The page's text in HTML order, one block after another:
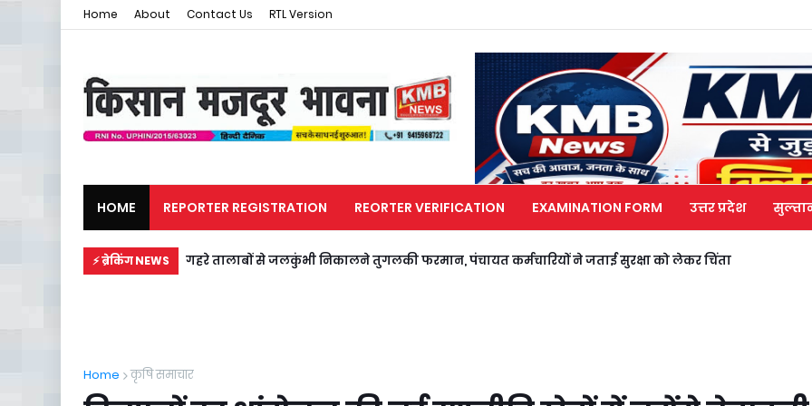
Home About Contact Us RTL Version
HOME REPORTER REGISTRATION REORTER VERIFICATION EXAMINATION FORM उत्तर प्रदेश
मजदूर समाचार राजनीति
⚡ ब्रेकिंग NEWS गहरे तालाबों से जलकुंभी निकालने तुगलकी फरमान, पंचायत कर्मचारियों ने जताई सुरक्षा को लेकर चिंता
Home कृषि समाचार